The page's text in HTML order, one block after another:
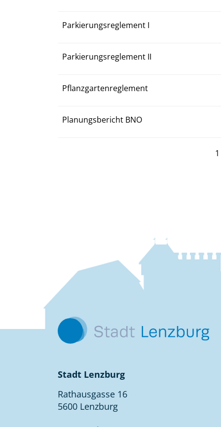
Parkierungsreglement I
Parkierungsreglement II
Pflanzgartenreglement
Planungsbericht BNO
Kontakt
Stadt Lenzburg
Rathausgasse 16
5600 Lenzburg